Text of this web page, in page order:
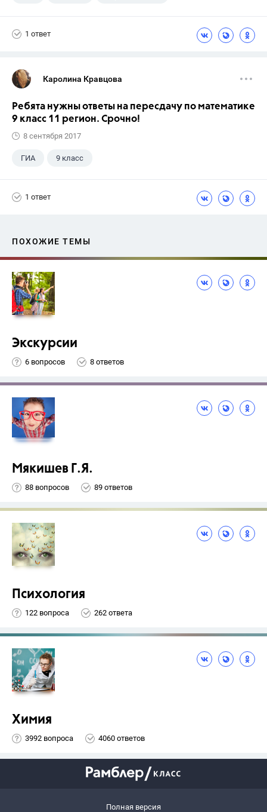
1 ответ
Каролина Кравцова
Ребята нужны ответы на пересдачу по математике
9 класс 11 регион. Срочно!
8 сентября 2017
ГИА 9 класс
1 ответ
ПОХОЖИЕ ТЕМЫ
Экскурсии
6 вопросов 8 ответов
Мякишев Г.Я.
88 вопросов 89 ответов
Психология
122 вопроса 262 ответа
Химия
3992 вопроса 4060 ответов
Полная версия